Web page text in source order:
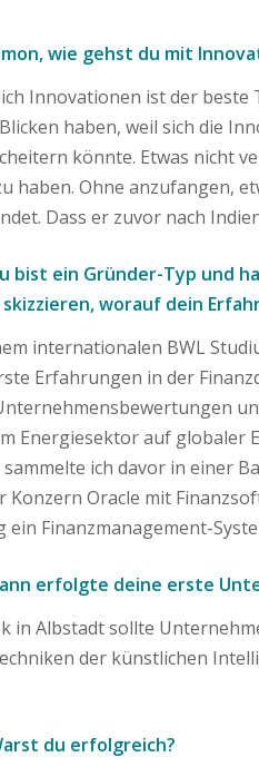
wie gehst du mit
Innovationen ist der beste
haben, weil sich die
könnte. Etwas nicht
haben. Ohne anzufangen,
Dass er zuvor nach
bist ein Gründer-Typ und
worauf dein
internationalen BWL
Erfahrungen in der
Energiesektor auf globaler
ich davor in einer
Konzern Oracle mit
ein Finanzmanagement-
erfolgte deine erste
in Albstadt sollte
der künstlichen
du erfolgreich?